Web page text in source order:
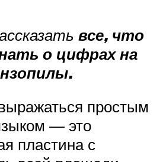
все, что
о цифрах на
простым
— это
пластина с